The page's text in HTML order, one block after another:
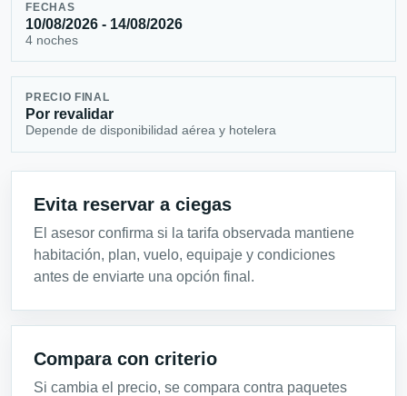
FECHAS
10/08/2026 - 14/08/2026
4 noches
PRECIO FINAL
Por revalidar
Depende de disponibilidad aérea y hotelera
Evita reservar a ciegas
El asesor confirma si la tarifa observada mantiene
habitación, plan, vuelo, equipaje y condiciones
antes de enviarte una opción final.
Compara con criterio
Si cambia el precio, se compara contra paquetes